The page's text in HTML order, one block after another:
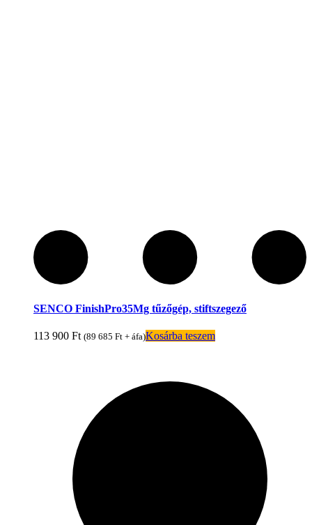
SENCO FinishPro35Mg tűzőgép, stiftszegező
113 900 Ft (89 685 Ft + áfa)Kosárba teszem